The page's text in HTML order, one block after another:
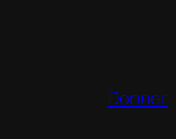
Donner